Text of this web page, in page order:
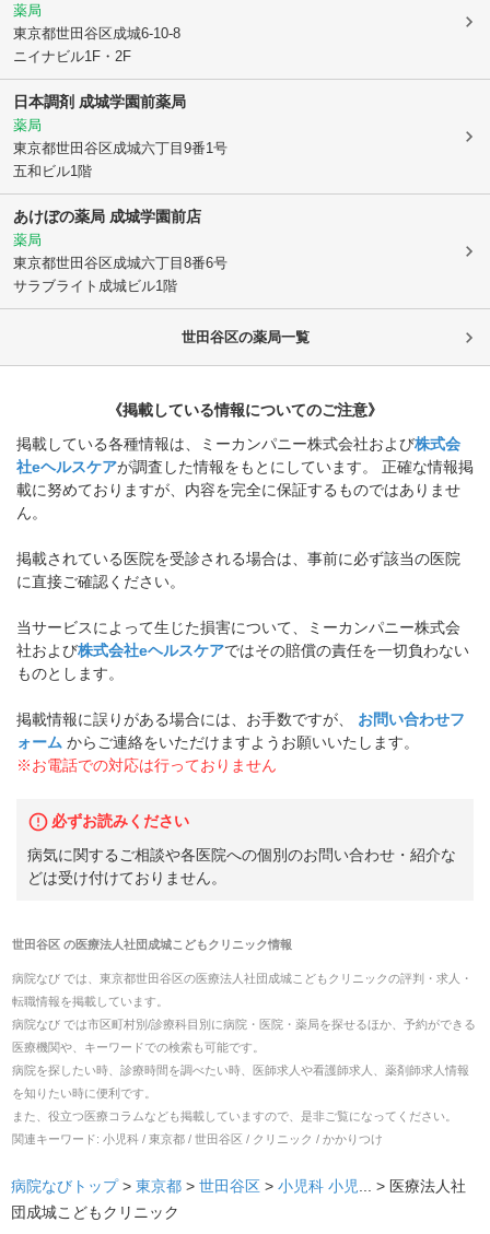
薬局
東京都世田谷区成城6-10-8
ニイナビル1F・2F
日本調剤 成城学園前薬局
薬局
東京都世田谷区成城六丁目9番1号
五和ビル1階
あけぼの薬局 成城学園前店
薬局
東京都世田谷区成城六丁目8番6号
サラブライト成城ビル1階
世田谷区の薬局一覧
《掲載している情報についてのご注意》
掲載している各種情報は、ミーカンパニー株式会社および株式会
社eヘルスケアが調査した情報をもとにしています。 正確な情報掲
載に努めておりますが、内容を完全に保証するものではありませ
ん。
掲載されている医院を受診される場合は、事前に必ず該当の医院
に直接ご確認ください。
当サービスによって生じた損害について、ミーカンパニー株式会
社および株式会社eヘルスケアではその賠償の責任を一切負わない
ものとします。
掲載情報に誤りがある場合には、お手数ですが、
お問い合わせフ
ォーム からご連絡をいただけますようお願いいたします。
※お電話での対応は行っておりません
必ずお読みください
病気に関するご相談や各医院への個別のお問い合わせ・紹介な
どは受け付けておりません。
世田谷区の医療法人社団成城こどもクリニック情報
病院なび では、 東京都世田谷区の医療法人社団成城こどもクリニックの評判・求人・
転職情報を掲載しています。
病院なび では市区町村別/診療科目別に病院・医院・薬局を探せるほか、予約ができる
医療機関や、キーワードでの検索も可能です。
病院を探したい時、診療時間を調べたい時、医師求人や看護師求人、薬剤師求人情報
を知りたい時に便利です。
また、役立つ医療コラムなども掲載していますので、是非ご覧になってください。
関連キーワード: 小児科 / 東京都 / 世田谷区 / クリニック / かかりつけ
病院なびトップ > 東京都 > 世田谷区 > 小児科 小児... > 医療法人社
団成城こどもクリニック